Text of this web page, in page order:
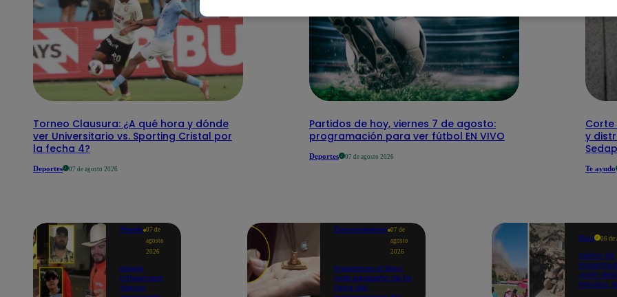
Torneo Clausura: ¿A qué hora y dónde
ver Universitario vs. Sporting Cristal por
la fecha 4?
Deportes 07 de agosto 2026
Partidos de hoy, viernes 7 de agosto:
programación para ver fútbol EN VIVO
Deportes 07 de agosto 2026
Corte
y
Te ayudo
Mundo 07 de
agosto
2026
Nueve
influencers
fueron
Entretenimiento 07 de
agosto
2026
Presentan el libro
más pequeño de la
Feria del
Perú 06 de
Sismo de
Junín
heridos,